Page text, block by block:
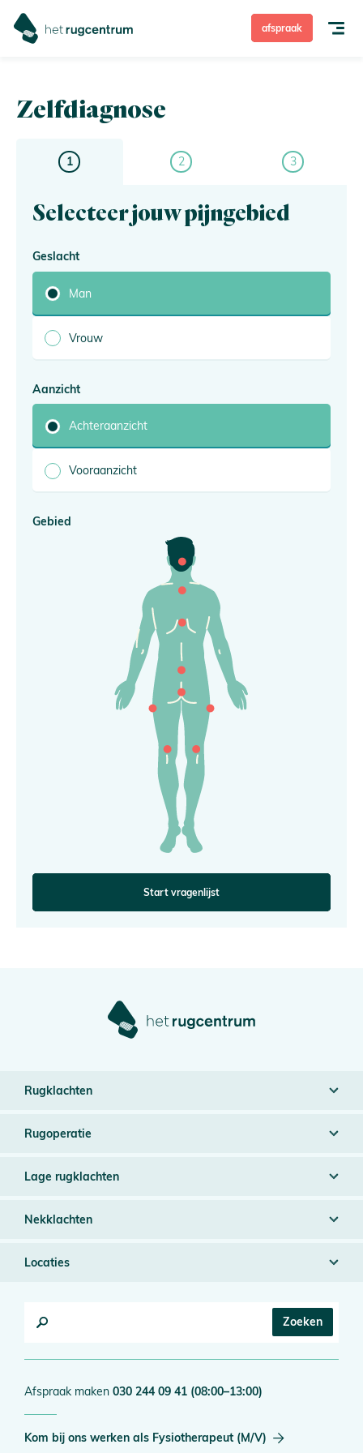
Zelfdiagnose
Verwijzers
Ervaringen
Contact
Nekpijn
Rugoperatie
afspraak
Zelfdiagnose
Selecteer jouw pijngebied
Geslacht
Man
Vrouw
Aanzicht
Achteraanzicht
Vooraanzicht
Gebied
Start vragenlijst
Rugklachten
Rugoperatie
Lage rugklachten
Nekklachten
Locaties
Afspraak maken 030 244 09 41 (08:00–13:00)
Kom bij ons werken als Fysiotherapeut (M/V)